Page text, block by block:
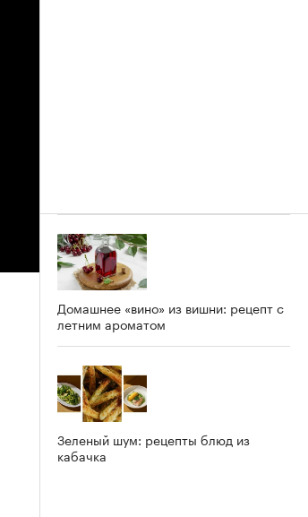
Домашнее «вино» из вишни: рецепт с
летним ароматом
Зеленый шум: рецепты блюд из
кабачка